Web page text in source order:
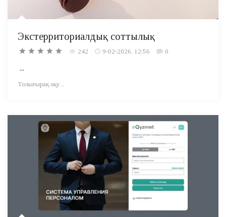
Экстерриториалдық соттылық
242 9-02-2026, 12:56 0
...
Толығырақ оқу...